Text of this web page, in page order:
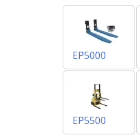
EP5000
EP5500
Pesagem